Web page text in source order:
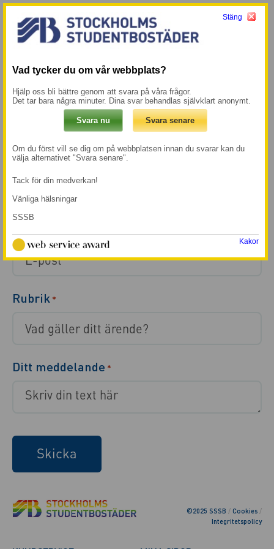
Mina sidor → Meny
Start / Kontakta Sandra Svanberg
Kontakta Sandra Svanberg
” anger obligatoriska fält
Namn *
Rubrik *
Ditt meddelande *
Skicka
©2025 SSSB / Cookies /
Integritetspolicy
Stäng
Vad tycker du om vår webbplats?
Hjälp oss bli bättre genom att svara på våra frågor.
Det tar bara några minuter. Dina svar behandlas självklart anonymt.
Om du först vill se dig om på webbplatsen innan du svarar kan du
välja alternativet "Svara senare".
Tack för din medverkan!
Vänliga hälsningar
SSSB
Kakor